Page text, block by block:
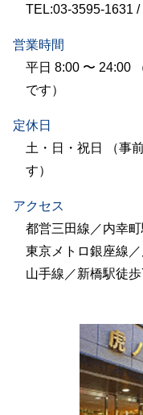
TEL:03-3595-1631
営業時間
平日 8:00 〜 24:00
です）
定休日
土・日・祝日 （事
す）
アクセス
都営三田線／内幸
東京メトロ銀座線
山手線／新橋駅徒